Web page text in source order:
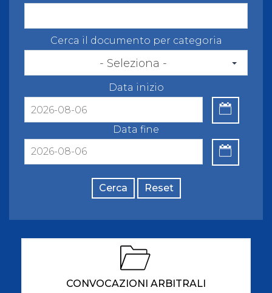
Cerca il documento per categoria
- Seleziona -
Data inizio
Data fine
Cerca Reset
CONVOCAZIONI ARBITRALI